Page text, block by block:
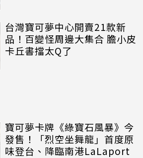
台灣寶可夢中心開賣21款新
品！百變怪周邊大集合 膽小皮
卡丘書擋太Q了
寶可夢卡牌《綠寶石風暴》今
發售！「烈空坐舞龍」首度原
味登台、降臨南港LaLaport